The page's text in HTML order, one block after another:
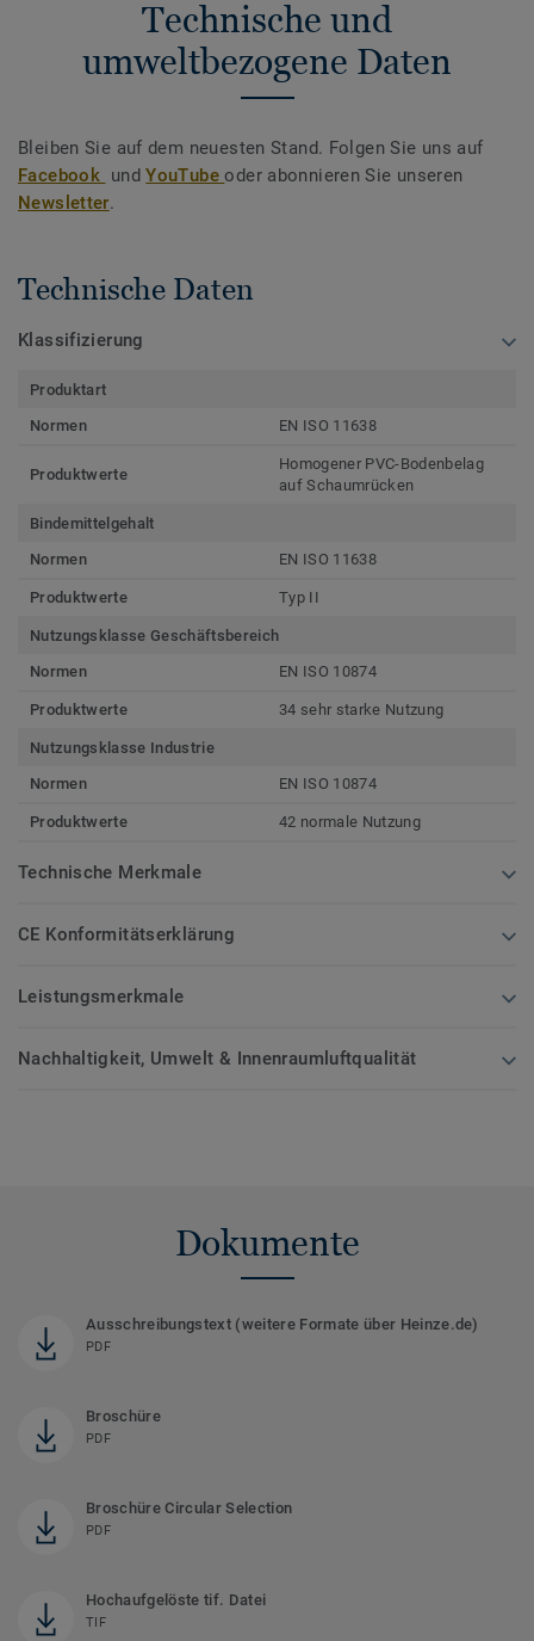
Technische und
umweltbezogene Daten
Bleiben Sie auf dem neuesten Stand. Folgen Sie uns auf
Facebook undYouTubeoder abonnieren Sie unseren
Newsletter.
Technische Daten
Klassifizierung
Produktart
Normen
EN ISO 11638
Produktwerte
Homogener PVC-Bodenbelag
auf Schaumrücken
Bindemittelgehalt
Normen
EN ISO 11638
Produktwerte Typ II
Nutzungsklasse Geschäftsbereich
Normen
EN ISO 10874
Produktwerte 34 sehr starke Nutzung
Nutzungsklasse Industrie
Normen
EN ISO 10874
Produktwerte 42 normale Nutzung
Technische Merkmale
CE Konformitätserklärung
Leistungsmerkmale
Nachhaltigkeit, Umwelt & Innenraumluftqualität
Dokumente
Ausschreibungstext (weitere Formate über Heinze.de)
PDF
Broschüre
PDF
Broschüre Circular Selection
PDF
Hochaufgelöste tif. Datei
TIF